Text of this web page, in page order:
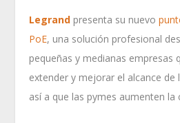
Legrand presenta su nuevo
PoE, una solución profesional
pequeñas y medianas empresas
extender y mejorar el alcance de
así a que las pymes aumenten la